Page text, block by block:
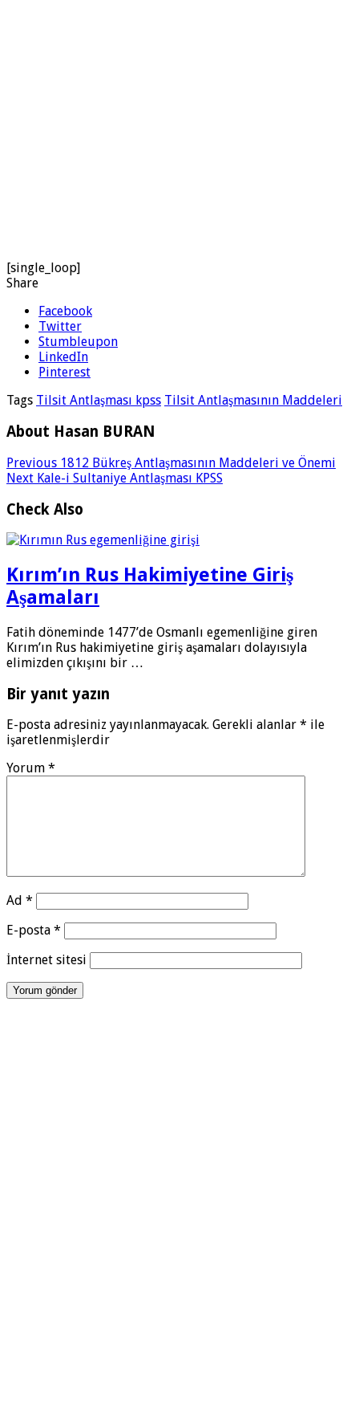
[single_loop]
Share
Facebook
Twitter
Stumbleupon
LinkedIn
Pinterest
Tags Tilsit Antlaşması kpss Tilsit Antlaşmasının Maddeleri
About Hasan BURAN
Previous 1812 Bükreş Antlaşmasının Maddeleri ve Önemi
Next Kale-i Sultaniye Antlaşması KPSS
Check Also
Kırım’ın Rus Hakimiyetine Giriş
Aşamaları
Fatih döneminde 1477’de Osmanlı egemenliğine giren
Kırım’ın Rus hakimiyetine giriş aşamaları dolayısıyla
elimizden çıkışını bir …
Bir yanıt yazın
E-posta adresiniz yayınlanmayacak. Gerekli alanlar * ile
işaretlenmişlerdir
Yorum *
Ad *
E-posta *
İnternet sitesi